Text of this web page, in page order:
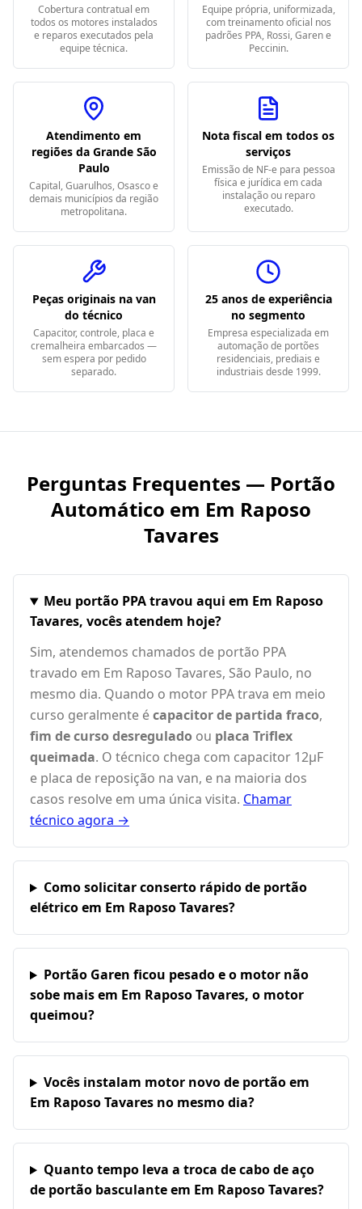
Cobertura contratual em
todos os motores instalados
e reparos executados pela
equipe técnica.
Equipe própria, uniformizada,
com treinamento oficial nos
padrões PPA, Rossi, Garen e
Peccinin.
Atendimento em
regiões da Grande São
Paulo
Capital, Guarulhos, Osasco e
demais municípios da região
metropolitana.
Nota fiscal em todos os
serviços
Emissão de NF-e para pessoa
física e jurídica em cada
instalação ou reparo
executado.
Peças originais na van
do técnico
Capacitor, controle, placa e
cremalheira embarcados —
sem espera por pedido
separado.
25 anos de experiência
no segmento
Empresa especializada em
automação de portões
residenciais, prediais e
industriais desde 1999.
Perguntas Frequentes — Portão
Automático em Em Raposo
Tavares
Meu portão PPA travou aqui em Em Raposo
Tavares, vocês atendem hoje?
Sim, atendemos chamados de portão PPA
travado em Em Raposo Tavares, São Paulo, no
mesmo dia. Quando o motor PPA trava em meio
curso geralmente écapacitor de partida fraco,
fim de curso desregulado ou placa Triflex
queimada. O técnico chega com capacitor 12µF
e placa de reposição na van, e na maioria dos
casos resolve em uma única visita. Chamar
técnico agora →
Como solicitar conserto rápido de portão
elétrico em Em Raposo Tavares?
Portão Garen ficou pesado e o motor não
sobe mais em Em Raposo Tavares, o motor
queimou?
Vocês instalam motor novo de portão em
Em Raposo Tavares no mesmo dia?
Quanto tempo leva a troca de cabo de aço
de portão basculante em Em Raposo Tavares?